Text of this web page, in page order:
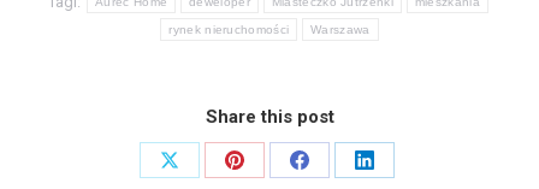
rynek nieruchomości Warszawa
Share this post
Share
Share
Share
Share